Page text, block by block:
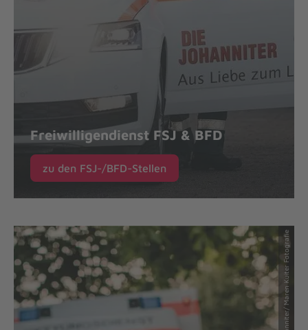
Freiwilligendienst FSJ & BFD
zu den FSJ-/BFD-Stellen
© Johanniter/ Maren Kuiter Fotografie